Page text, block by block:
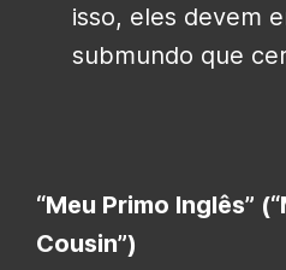
isso, eles devem
submundo que
“Meu Primo Inglês”
Cousin”)